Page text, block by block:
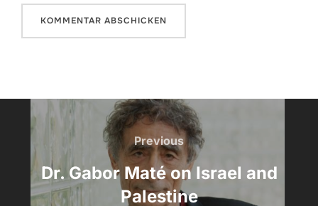
Beitrags-
Navigation
Previous
Previous
Dr. Gabor Maté on Israel and
Palestine